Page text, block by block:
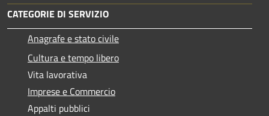
CATEGORIE DI SERVIZIO
Anagrafe e stato civile
Cultura e tempo libero
Vita lavorativa
Imprese e Commercio
Appalti pubblici